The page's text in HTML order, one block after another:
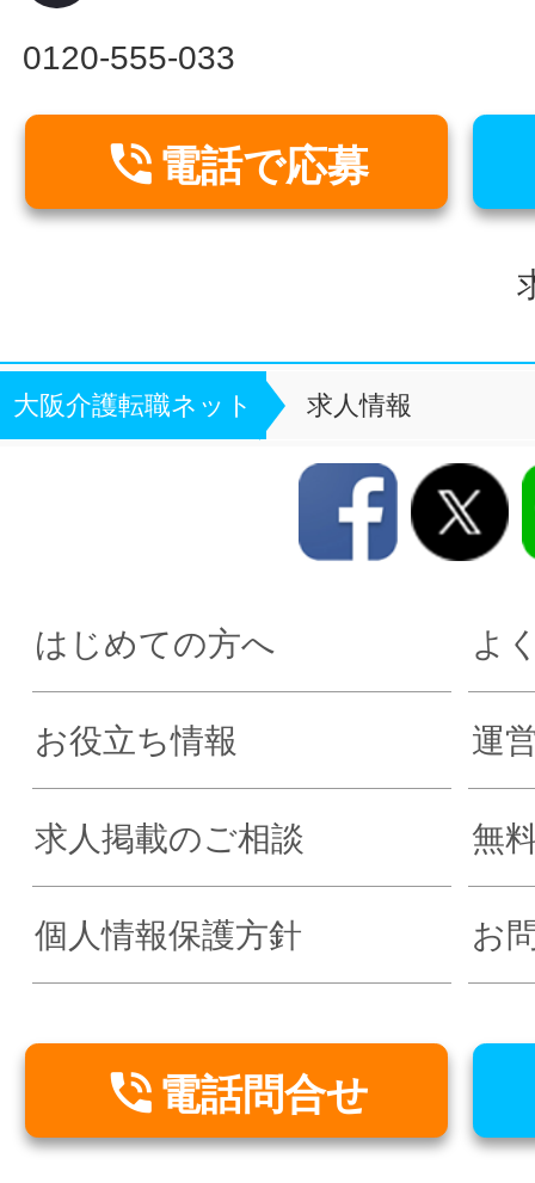
0120-555-033
 電話で応募
大阪介護転職ネット 求人情報
はじめての方へ よ
お役立ち情報 運
求人掲載のご相談 無
個人情報保護方針 お
 電話問合せ